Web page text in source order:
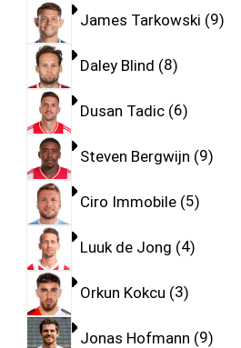
James Tarkowski 9
Daley Blind 8
Dusan Tadic 6
Steven Bergwijn 9
Ciro Immobile 5
Luuk de Jong 4
Orkun Kokcu 3
Jonas Hofmann 9